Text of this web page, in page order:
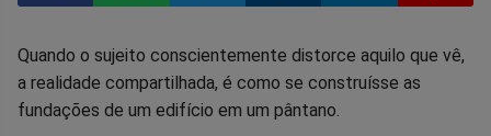
Compartilhar
no
Compartilhar
no
Compartilhar
no
Compartilhar
no
Compartilhar
Quando o sujeito conscientemente distorce aquilo que vê,
a realidade compartilhada, é como se construísse as
fundações de um edifício em um pântano.